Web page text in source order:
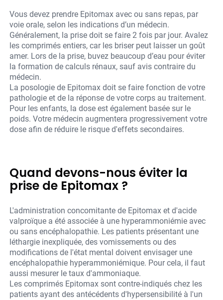
Vous devez prendre Epitomax avec ou sans repas, par
voie orale, selon les indications d’un médecin.
Généralement, la prise doit se faire 2 fois par jour. Avalez
les comprimés entiers, car les briser peut laisser un goût
amer. Lors de la prise, buvez beaucoup d’eau pour éviter
la formation de calculs rénaux, sauf avis contraire du
médecin.
La posologie de Epitomax doit se faire fonction de votre
pathologie et de la réponse de votre corps au traitement.
Pour les enfants, la dose est également basée sur le
poids. Votre médecin augmentera progressivement votre
dose afin de réduire le risque d'effets secondaires.
Quand devons-nous éviter la
prise de Epitomax ?
L'administration concomitante de Epitomax et d'acide
valproïque a été associée à une hyperammoniémie avec
ou sans encéphalopathie. Les patients présentant une
léthargie inexpliquée, des vomissements ou des
modifications de l'état mental doivent envisager une
encéphalopathie hyperammoniémique. Pour cela, il faut
aussi mesurer le taux d'ammoniaque.
Les comprimés Epitomax sont contre-indiqués chez les
patients ayant des antécédents d'hypersensibilité à l'un